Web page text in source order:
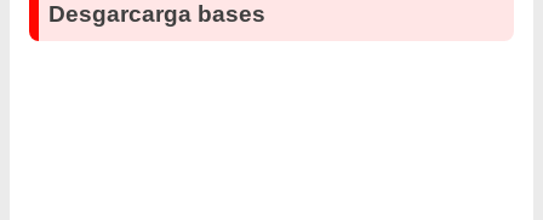
Desgarcarga bases